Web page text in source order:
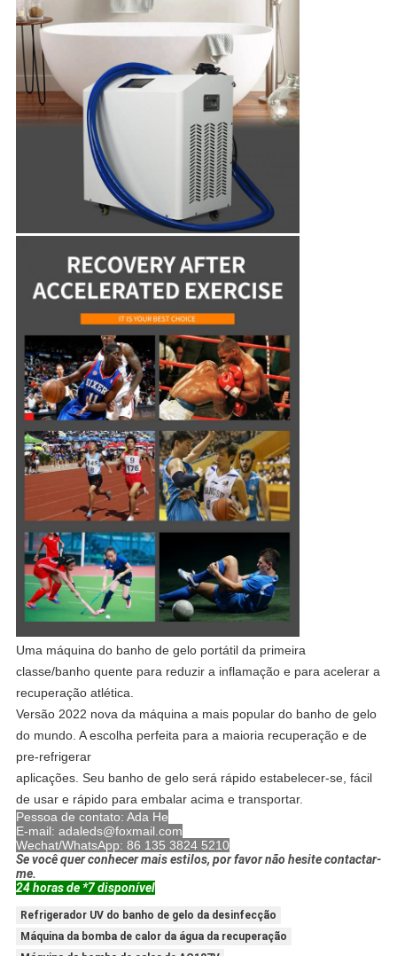
Uma máquina do banho de gelo portátil da primeira
classe/banho quente para reduzir a inflamação e para acelerar a
recuperação atlética.
Versão 2022 nova da máquina a mais popular do banho de gelo
do mundo. A escolha perfeita para a maioria recuperação e de
pre-refrigerar
aplicações. Seu banho de gelo será rápido estabelecer-se, fácil
de usar e rápido para embalar acima e transportar.
Pessoa de contato: Ada He
E-mail: adaleds@foxmail.com
Wechat/WhatsApp: 86 135 3824 5210
Se você quer conhecer mais estilos, por favor não hesite contactar-
me.
24 horas de *7 disponível
Refrigerador UV do banho de gelo da desinfecção
Máquina da bomba de calor da água da recuperação